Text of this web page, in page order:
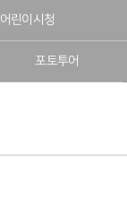
어린이시청
포토투어